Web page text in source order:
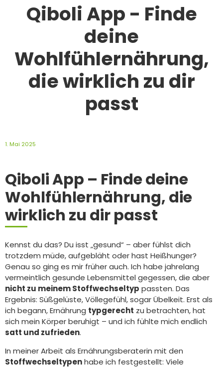
Qiboli App - Finde
deine
Wohlfühlernährung,
die wirklich zu dir
passt
1. Mai 2025
Qiboli App – Finde deine
Wohlfühlernährung, die
wirklich zu dir passt
Kennst du das? Du isst „gesund“ – aber fühlst dich
trotzdem müde, aufgebläht oder hast Heißhunger?
Genau so ging es mir früher auch. Ich habe jahrelang
vermeintlich gesunde Lebensmittel gegessen, die aber
nicht zu meinem Stoffwechseltyp passten. Das
Ergebnis: Süßgelüste, Völlegefühl, sogar Übelkeit. Erst als
ich begann, Ernährung typgerecht zu betrachten, hat
sich mein Körper beruhigt – und ich fühlte mich endlich
satt und zufrieden.
In meiner Arbeit als Ernährungsberaterin mit den
Stoffwechseltypenhabe ich festgestellt: Viele